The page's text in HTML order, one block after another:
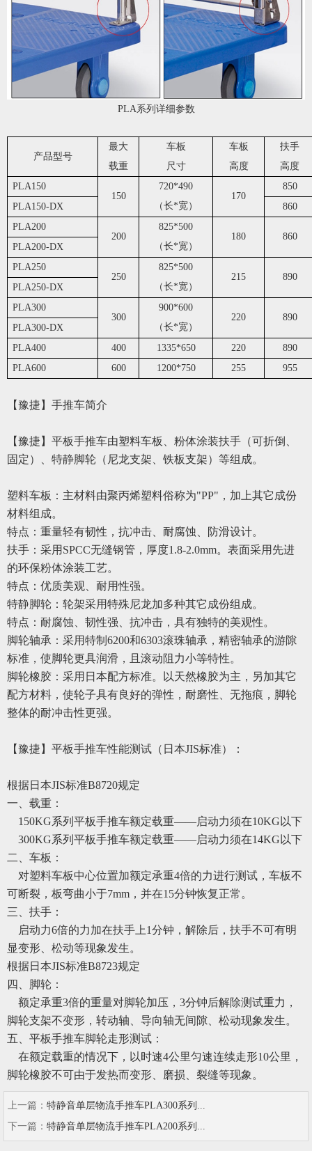
PLA系列详细参数
产品型号
最大
载重
车板
尺寸
车板
高度
扶手
高度
PLA150
150
720*490
（长*宽）
170
850
PLA150-DX
860
PLA200
200
825*500
（长*宽）
180
860
PLA200-DX
PLA250
250
825*500
（长*宽）
215
890
PLA250-DX
PLA300
300
900*600
（长*宽）
220
890
PLA300-DX
PLA400
400 1335*650 220
890
PLA600
600 1200*750 255 955
【豫捷】 手推车简介
【豫捷】 平板手推车由塑料车板、粉体涂装扶手（可折倒、
固定）、 特静脚轮（尼龙支架、铁板支架）等组成。
塑料车板：主材料由聚丙烯塑料俗称为"PP"，加上其它成份
材料组成。
特点：重量轻有韧性，抗冲击、耐腐蚀、防滑设计。
扶手：采用 SPCC无缝钢管，厚度1.8-2.0mm。表面采用先进
的环保粉体涂装工艺。
特点： 优质美观、耐用性强。
特静脚轮：轮架采用特殊尼龙加多种其它成份组成。
特点：耐腐蚀、韧性强、抗冲击，具有独特的美观性。
脚轮轴承：采用特制 6200和6303滚珠轴承，精密轴承的游隙
标准，使脚轮更具润滑，且滚动阻力小等特性。
脚轮橡胶：采用日本配方标准。以天然橡胶为主，另加其它
配方材料，使轮子具有良好的弹性，耐磨性、无拖痕，脚轮
整体的耐冲击性更强。
【豫捷】 平板手推车性能测试（日本JIS标准）：
根据日本JIS标准B8720规定
一
载重 ：
150KG系列平板手推车额定载重——启动力须在10KG以下
300KG系列平板手推车额定载重——启动力须在14KG以下
二
车板 ：
对塑料车板中心位置加额定承重4倍的力进行测试，车板不
可断裂，板弯曲小于7mm，并在15分钟恢复正常。
三
扶手 ：
启动力6倍的力加在扶手上1分钟，解除后，扶手不可有明
显变形、松动等现象发生。
根据日本JIS标准B8723规定
四
脚轮 ：
额定承重3倍的重量对脚轮加压，3分钟后解除测试重力，
脚轮支架不变形，转动轴、导向轴无间隙、松动现象发生。
五
平板手推车脚轮走形测试 ：
在额定载重的情况下，以时速4公里匀速连续走形10公里，
脚轮橡胶不可由于发热而变形、磨损、裂缝等现象。
上一篇： 特静音单层物流手推车PLA300系列...
下一篇： 特静音单层物流手推车PLA200系列...